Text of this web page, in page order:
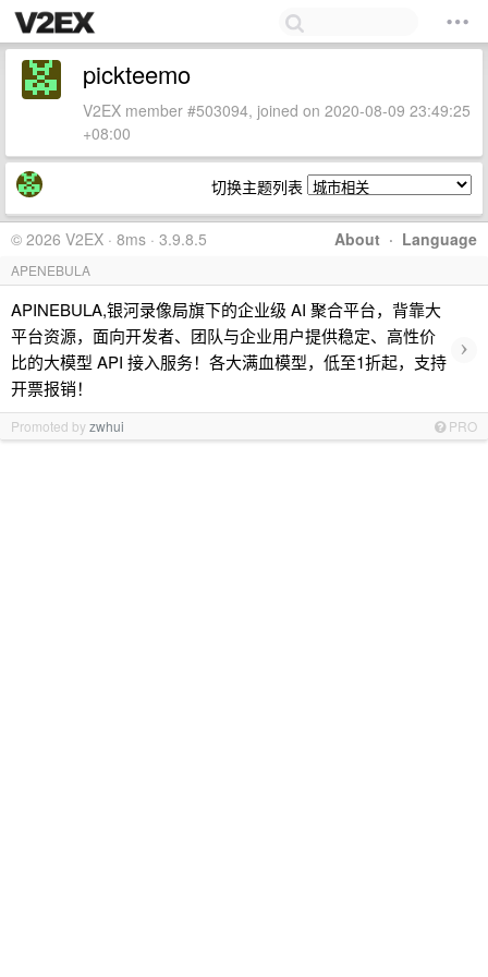
pickteemo
V2EX member #503094, joined on 2020-08-09 23:49:25
+08:00
切换主题列表
About · Language
© 2026 V2EX · 8ms · 3.9.8.5
APENEBULA
APINEBULA,银河录像局旗下的企业级 AI 聚合平台，背靠大
平台资源，面向开发者、团队与企业用户提供稳定、高性价
比的大模型 API 接入服务！各大满血模型，低至1折起，支持
开票报销！
›
Promoted byzwhui PRO